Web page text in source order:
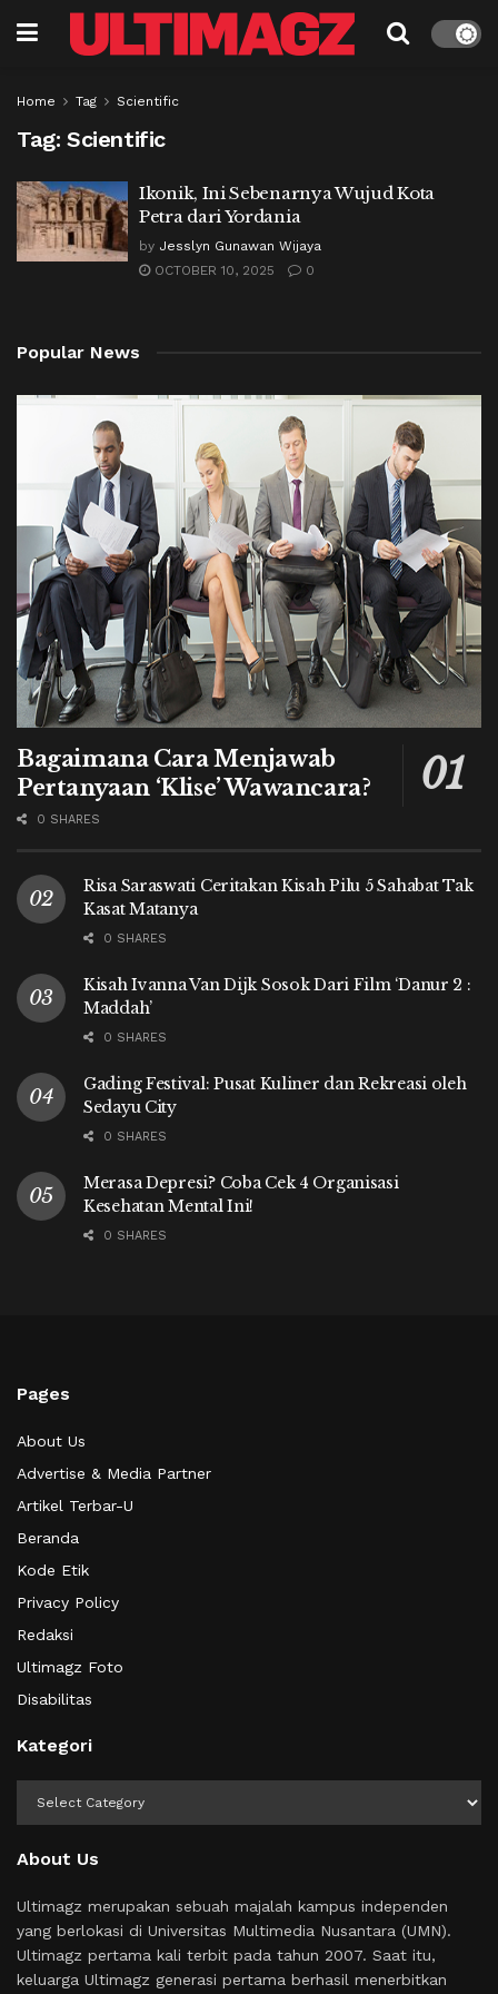
Home Tag Scientific
Tag: Scientific
Ikonik, Ini Sebenarnya Wujud Kota
Petra dari Yordania
by Jesslyn Gunawan Wijaya
OCTOBER 10, 2025
0
Popular News
Bagaimana Cara Menjawab
Pertanyaan ‘Klise’ Wawancara?
0 SHARES
Risa Saraswati Ceritakan Kisah Pilu 5 Sahabat Tak
Kasat Matanya
0 SHARES
Kisah Ivanna Van Dijk Sosok Dari Film ‘Danur 2 :
Maddah’
0 SHARES
Gading Festival: Pusat Kuliner dan Rekreasi oleh
Sedayu City
0 SHARES
Merasa Depresi? Coba Cek 4 Organisasi
Kesehatan Mental Ini!
0 SHARES
Pages
About Us
Advertise & Media Partner
Artikel Terbar-U
Beranda
Kode Etik
Privacy Policy
Redaksi
Ultimagz Foto
Disabilitas
Kategori
About Us
Ultimagz merupakan sebuah majalah kampus independen
yang berlokasi di Universitas Multimedia Nusantara (UMN).
Ultimagz pertama kali terbit pada tahun 2007. Saat itu,
keluarga Ultimagz generasi pertama berhasil menerbitkan